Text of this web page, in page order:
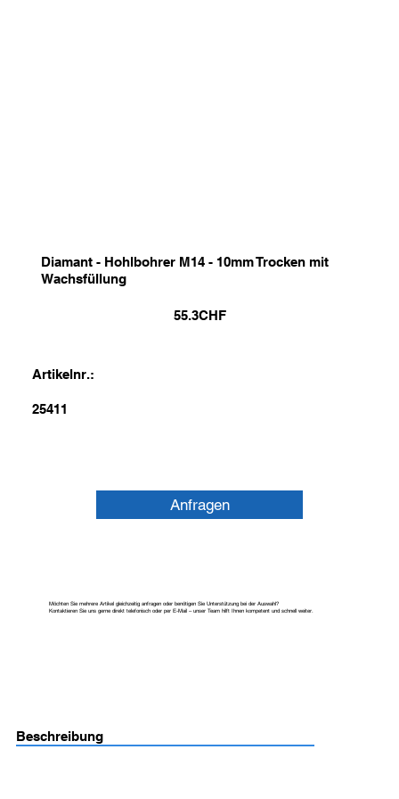
Diamant - Hohlbohrer M14 - 10mm Trocken mit
Wachsfüllung
55.3CHF
Artikelnr.:
25411
Anfragen
Möchten Sie mehrere Artikel gleichzeitig anfragen oder benötigen Sie Unterstützung bei der Auswahl?
Kontaktieren Sie uns gerne direkt telefonisch oder per E-Mail – unser Team hilft Ihnen kompetent und schnell weiter.
Beschreibung